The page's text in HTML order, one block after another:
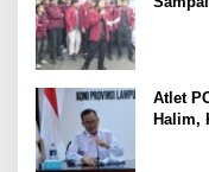
Atlet
Halim,